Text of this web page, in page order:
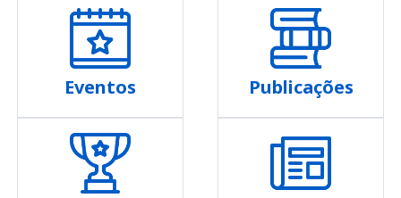
Eventos Publicações